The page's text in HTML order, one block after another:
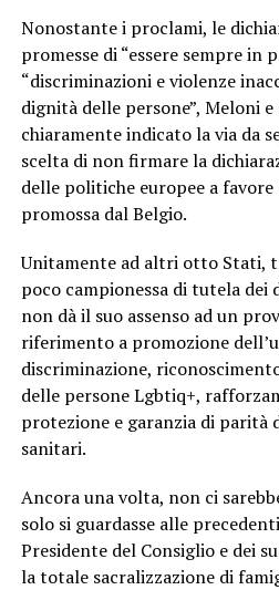
Nonostante i proclami, le
promesse di “essere sempre in
“discriminazioni e violenze
dignità delle persone”, Meloni
chiaramente indicato la via da
scelta di non firmare la
delle politiche europee a
promossa dal Belgio.
Unitamente ad altri otto Stati,
poco campionessa di tutela
non dà il suo assenso ad un
riferimento a promozione
discriminazione,
delle persone Lgbtiq+,
protezione e garanzia di parità
sanitari.
Ancora una volta, non ci
solo si guardasse alle
Presidente del Consiglio e dei
la totale sacralizzazione di